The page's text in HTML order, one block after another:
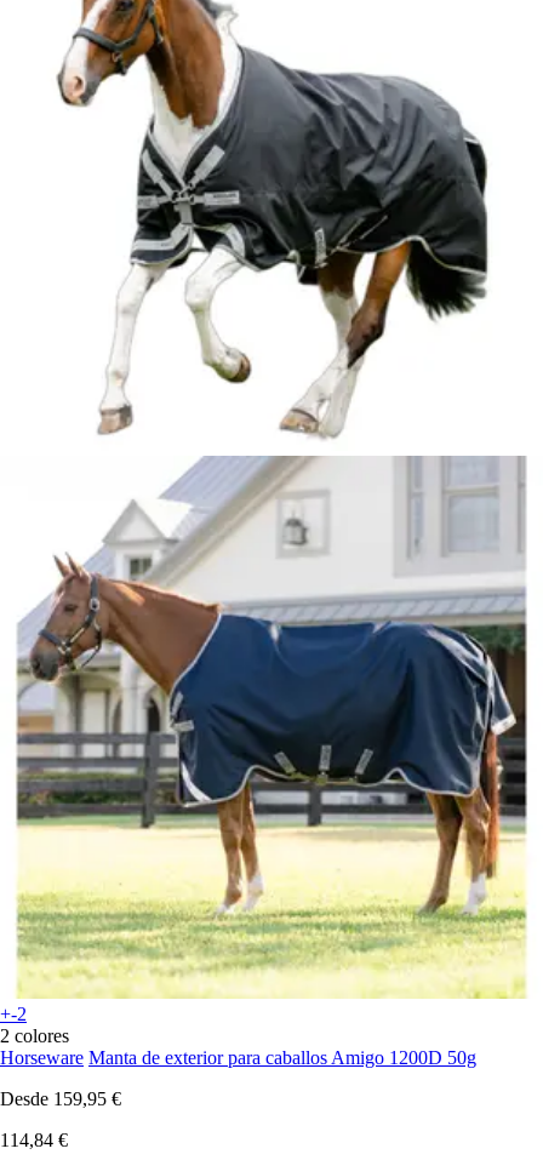
+-2
2 colores
Horseware Manta de exterior para caballos Amigo 1200D 50g
Desde 159,95 €
114,84 €